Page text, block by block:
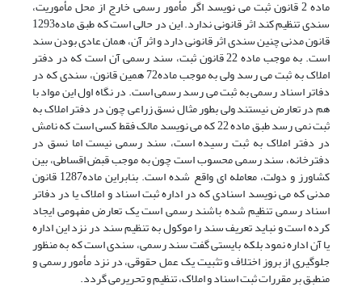
ماده 2 قانون ثبت می نویسد اگر مأمور رسمی خارج از محل مأموریت،
سندی تنظیم کند اثر قانونی ندارد. این در حالی است که طبق ماده1293
قانون مدنی چنین سندی اثر قانونی دارد و اثر آن، همان عادی بودن سند
است. به موجب ماده 22 قانون ثبت، سند رسمی آن است که در دفتر
املاک به ثبت می رسد ولی به موجب ماده72 همین قانون، سندی که در
دفاتر اسناد رسمی به ثبت می رسد رسمی است. در نگاه اول این مواد با
هم در تعارض نیستند ولی بطور مثال نسق زراعی چون در دفتر املاک به
ثبت نمی رسد طبق ماده 22 که می نویسد مالک فقط کسی است که نامش
در دفتر املاک به ثبت رسیده است، سند رسمی نیست اما نسق در
دفترخانه، سند رسمی محسوب است چون به موجب قبض اقساطی، بین
کشاورز و دولت، معامله ای واقع شده است. بنابراین ماده1287 قانون
مدنی که می نویسد اسنادی که در اداره‌ ثبت اسناد و املاک یا در دفاتر
اسناد رسمی تنظیم شده باشند رسمی است یک تعارض مفهومی ایجاد
کرده است و نباید تعریف سند را موکول به تنظیم سند در نزد این اداره
یا آن اداره نمود بلکه بایستی گفت سند رسمی، سندی است که به منظور
جلوگیری از بروز اختلاف و تثبیت یک عمل حقوقی، در نزد مأمور رسمی و
منطبق بر مقررات ثبت اسناد و املاک، تنظیم و تحریرمی گردد.